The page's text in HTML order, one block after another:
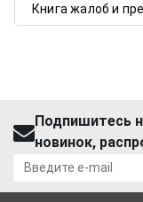
Книга жалоб и
Подпишитесь
новинок,